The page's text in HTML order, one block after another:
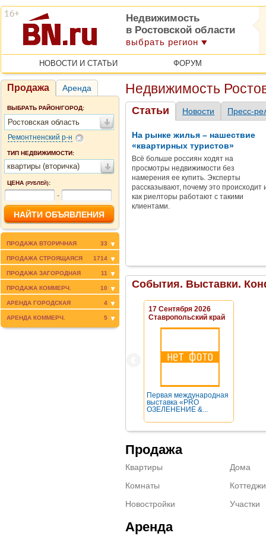
Недвижимость
в Ростовской области
выбрать регион
НОВОСТИ И СТАТЬИ ФОРУМ
Продажа Аренда
ВЫБРАТЬ РАЙОН/ГОРОД:
Ростовская область
Ремонтненский р-н
ТИП НЕДВИЖИМОСТИ:
квартиры (вторичка)
ЦЕНА (РУБЛЕЙ):
-
ПРОДАЖА ВТОРИЧНАЯ 33
ПРОДАЖА СТРОЯЩАЯСЯ 1714
ПРОДАЖА ЗАГОРОДНАЯ 11
ПРОДАЖА КОММЕРЧ. 10
АРЕНДА ГОРОДСКАЯ 4
АРЕНДА КОММЕРЧ. 5
Недвижимость
Статьи Новости Пресс-
На рынке жилья – нашествие
«квартирных туристов»
Всё больше россиян ходят на
просмотры недвижимости без
намерения ее купить. Эксперты
рассказывают, почему это происходит
как риелторы работают с такими
клиентами.
События. Выставки.
17 Сентября 2026
Ставропольский край
Первая международная
выставка «PRO
ОЗЕЛЕНЕНИЕ &...
Продажа
Квартиры
Комнаты
Новостройки
Дома
Коттеджи
Участки
Аренда